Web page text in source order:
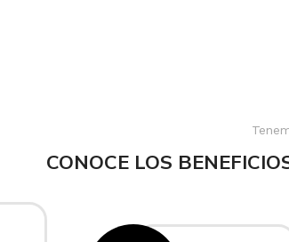
CONOCE LOS